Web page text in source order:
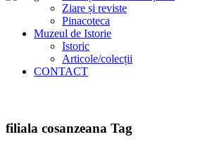
Ziare și reviste
Pinacoteca
Muzeul de Istorie
Istoric
Articole/colecții
CONTACT
filiala cosanzeana Tag